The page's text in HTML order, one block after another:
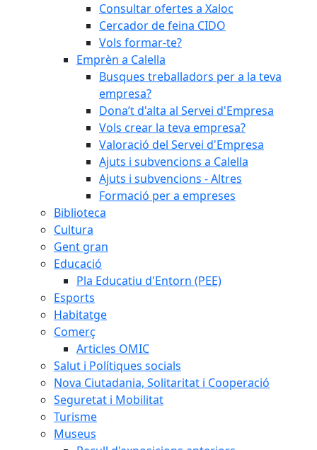
Consultar ofertes a Xaloc
Cercador de feina CIDO
Vols formar-te?
Emprèn a Calella
Busques treballadors per a la teva
empresa?
Dona’t d'alta al Servei d'Empresa
Vols crear la teva empresa?
Valoració del Servei d'Empresa
Ajuts i subvencions a Calella
Ajuts i subvencions - Altres
Formació per a empreses
Biblioteca
Cultura
Gent gran
Educació
Pla Educatiu d'Entorn (PEE)
Esports
Habitatge
Comerç
Articles OMIC
Salut i Polítiques socials
Nova Ciutadania, Solitaritat i Cooperació
Seguretat i Mobilitat
Turisme
Museus